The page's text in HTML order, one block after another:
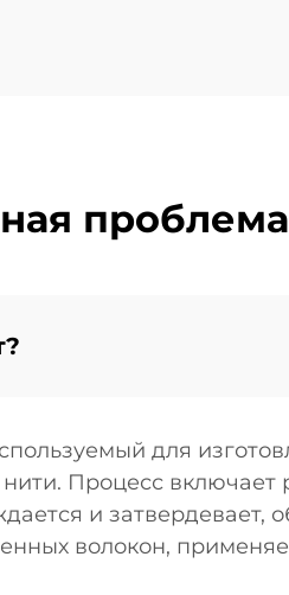
проблема
для
Процесс
и затвердевает,
волокон,